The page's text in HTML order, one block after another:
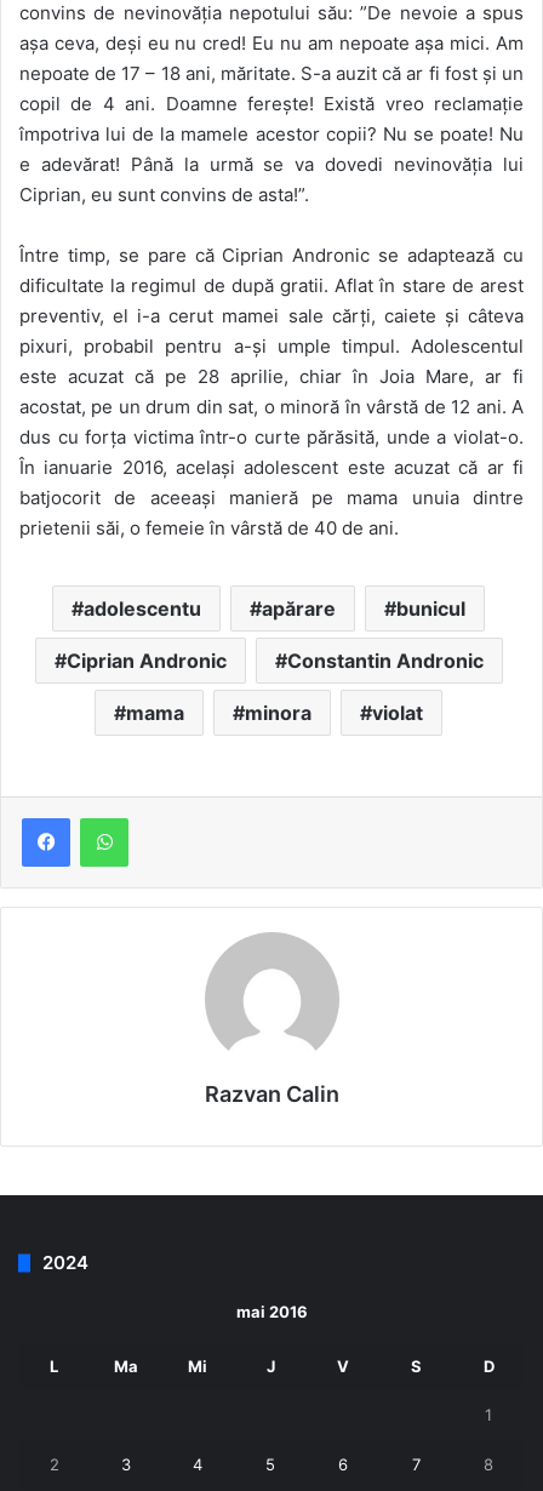
convins de nevinovăția nepotului său: ”De nevoie a spus
așa ceva, deși eu nu cred! Eu nu am nepoate așa mici. Am
nepoate de 17 – 18 ani, măritate. S-a auzit că ar fi fost și un
copil de 4 ani. Doamne ferește! Există vreo reclamație
împotriva lui de la mamele acestor copii? Nu se poate! Nu
e adevărat! Până la urmă se va dovedi nevinovăția lui
Ciprian, eu sunt convins de asta!”.
Între timp, se pare că Ciprian Andronic se adaptează cu
dificultate la regimul de după gratii. Aflat în stare de arest
preventiv, el i-a cerut mamei sale cărți, caiete și câteva
pixuri, probabil pentru a-și umple timpul. Adolescentul
este acuzat că pe 28 aprilie, chiar în Joia Mare, ar fi
acostat, pe un drum din sat, o minoră în vârstă de 12 ani. A
dus cu forța victima într-o curte părăsită, unde a violat-o.
În ianuarie 2016, același adolescent este acuzat că ar fi
batjocorit de aceeași manieră pe mama unuia dintre
prietenii săi, o femeie în vârstă de 40 de ani.
adolescentu apărare bunicul
Ciprian Andronic Constantin Andronic
mama minora violat
Razvan Calin
2024
mai 2016
L Ma Mi J V S D
1
2 3 4 5 6 7 8